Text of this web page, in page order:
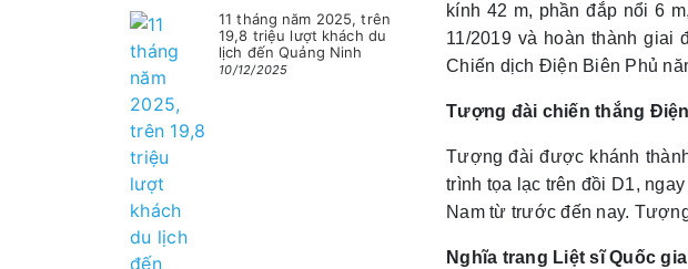
11 tháng năm 2025, trên
19,8 triệu lượt khách du
lịch đến Quảng Ninh
10/12/2025
kính 42 m, phần đắp nổi 6
11/2019 và hoàn thành giai
Chiến dịch Điện Biên Phủ
Tượng đài chiến thắng
Tượng đài được khánh
trình tọa lạc trên đồi D1,
Nam từ trước đến nay.
Nghĩa trang Liệt sĩ Quốc